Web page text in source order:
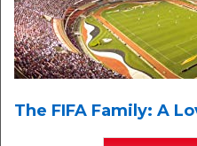
The FIFA Family: A